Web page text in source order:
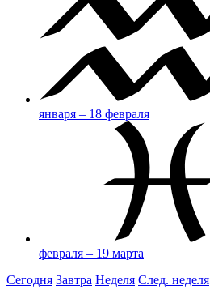
января – 18 февраля
февраля – 19 марта
Сегодня Завтра Неделя След. неделя